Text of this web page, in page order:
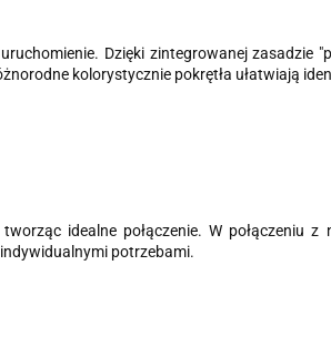
Dzięki zintegrowanej zasadzie
kolorystycznie pokrętła ułatwiają
idealne połączenie. W połączeniu
potrzebami.